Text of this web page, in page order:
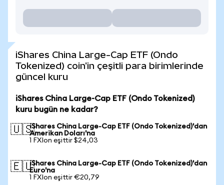
iShares China Large-Cap ETF (Ondo
Tokenized) coin'in çeşitli para birimlerinde
güncel kuru
iShares China Large-Cap ETF (Ondo Tokenized)
kuru bugün ne kadar?
🇺🇸iShares China Large-Cap ETF (Ondo Tokenized)'dan
Amerikan Doları'na
1 FXIon eşittir $24,03
🇪🇺iShares China Large-Cap ETF (Ondo Tokenized)'dan
Euro'na
1 FXIon eşittir €20,79